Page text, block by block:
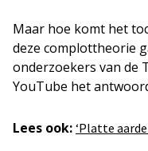
Maar hoe komt het
deze complottheorie
onderzoekers van de
YouTube het
Lees ook: ‘Platte